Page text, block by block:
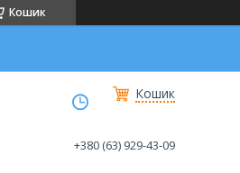
Кошик
Кошик
+380 (63) 929-43-09